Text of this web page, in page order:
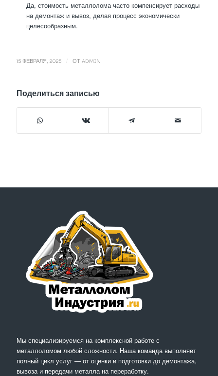
Да, стоимость металлолома часто компенсирует расходы
на демонтаж и вывоз, делая процесс экономически
целесообразным.
15 ФЕВРАЛЯ, 2025 ОТ ADMIN
Поделиться записью
Мы специализируемся на комплексной работе с
металлоломом любой сложности. Наша команда выполняет
полный цикл услуг — от оценки и подготовки до демонтажа,
вывоза и передачи металла на переработку.